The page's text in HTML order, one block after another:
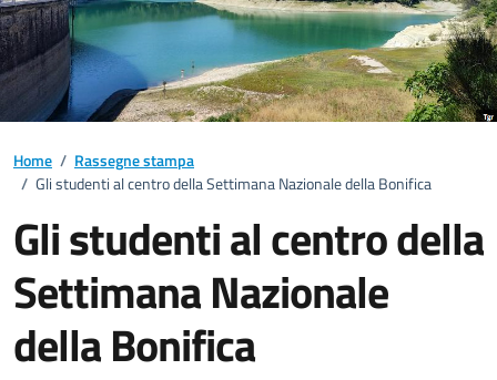
Home / Rassegne stampa
/ Gli studenti al centro della Settimana Nazionale della Bonifica
Gli studenti al centro della
Settimana Nazionale
della Bonifica